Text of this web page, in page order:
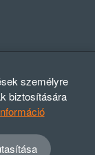
személyre
biztosítására